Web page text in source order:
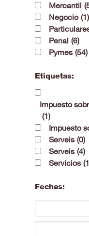
Mercantil
Negocio (1)
Penal (6)
Pymes (54)
Etiquetas:
Impuesto
(1)
Impuesto
Serveis (0)
Serveis (4)
Servicios
Fechas: